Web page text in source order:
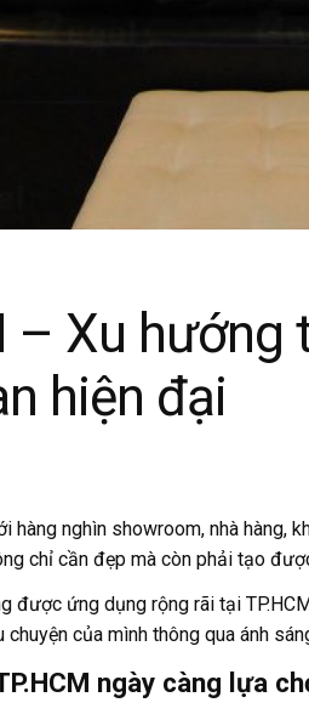
– Xu
hiện đại
hàng nghìn showroom, nhà
chỉ cần đẹp mà còn phải tạo
được ứng dụng rộng rãi tại
của mình thông qua ánh
ngày càng lựa